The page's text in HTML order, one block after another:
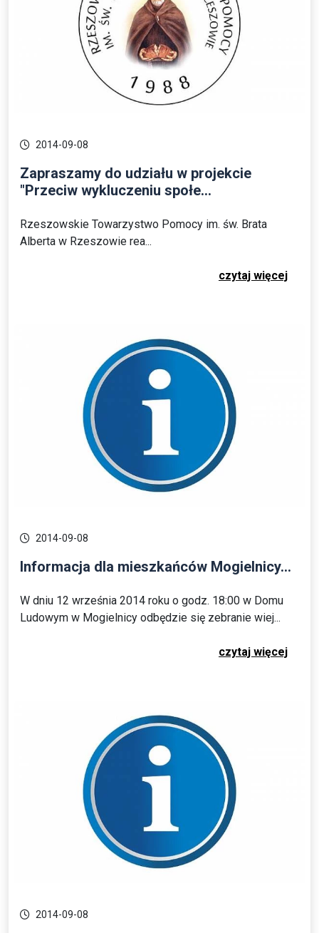
2014-09-08
Zapraszamy do udziału w projekcie
"Przeciw wykluczeniu społe...
Rzeszowskie Towarzystwo Pomocy im. św. Brata
Alberta w Rzeszowie rea...
czytaj więcej
2014-09-08
Informacja dla mieszkańców Mogielnicy...
W dniu 12 września 2014 roku o godz. 18:00 w Domu
Ludowym w Mogielnicy odbędzie się zebranie wiej...
czytaj więcej
2014-09-08